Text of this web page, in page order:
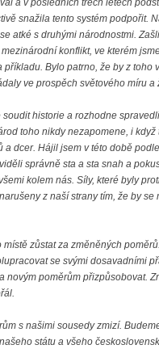
a v posledních třech letech
snažila tento systém podpořit.
atké s druhými národnostmi.
konflikt, ve kterém
Bylo patrno, že by z toho
ve prospěch světového míru
historie a rozhodne
toho nikdy nezapomene, i
dcer. Hájil jsem v této době
správně sta a sta snah a
kolem nás. Síly, které byly
z naší strany tím, že by
zůstat za změněných
se svými dosavadními
poměrům přizpůsobovat.
s našimi sousedy zmizí.
státu a všeho